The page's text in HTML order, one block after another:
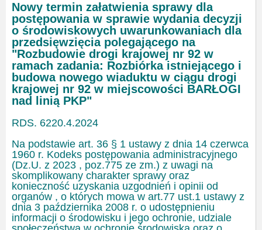
Nowy termin załatwienia sprawy dla
postępowania w sprawie wydania decyzji
o środowiskowych uwarunkowaniach dla
przedsięwzięcia polegającego na
"Rozbudowie drogi krajowej nr 92 w
ramach zadania: Rozbiórka istniejącego i
budowa nowego wiaduktu w ciągu drogi
krajowej nr 92 w miejscowości BARŁOGI
nad linią PKP"
RDS. 6220.4.2024
Na podstawie art. 36 § 1 ustawy z dnia 14 czerwca
1960 r. Kodeks postępowania administracyjnego
(Dz.U. z 2023 , poz.775 ze zm.) z uwagi na
skomplikowany charakter sprawy oraz
konieczność uzyskania uzgodnień i opinii od
organów , o których mowa w art.77 ust.1 ustawy z
dnia 3 października 2008 r. o udostępnieniu
informacji o środowisku i jego ochronie, udziale